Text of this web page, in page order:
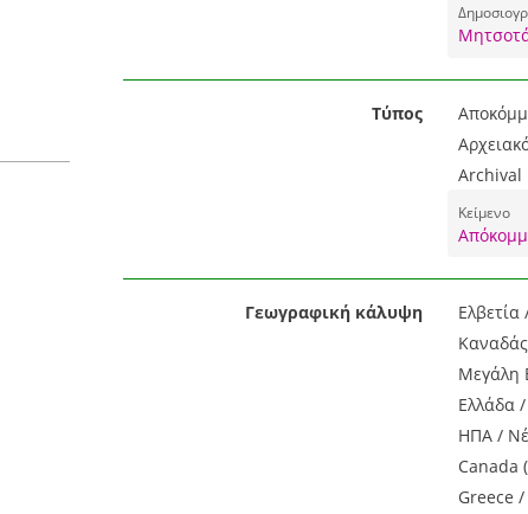
Τύπος
Archival
Κείμενο
Γεωγραφική κάλυψη
Ελβετία
Καναδάς
Μεγάλη
Ελλάδα
ΗΠΑ /
Canada
Greece